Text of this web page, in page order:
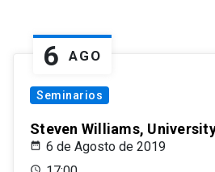
6 AGO
Seminarios
Steven Williams,
6 de Agosto de 2019